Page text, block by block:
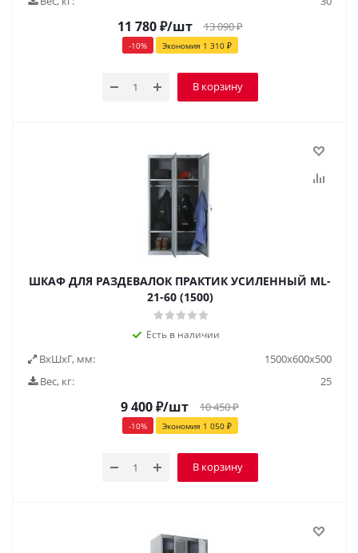
11 780₽/шт 13 090₽
-10% Экономия 1 310₽
В корзину
ШКАФ ДЛЯ РАЗДЕВАЛОК ПРАКТИК УСИЛЕННЫЙ ML-
21-60 (1500)
Есть в наличии
ВxШxГ, мм:
1500x600x500
Вес, кг:
25
9 400₽/шт 10 450₽
-10% Экономия 1 050₽
В корзину